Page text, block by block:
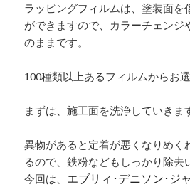
ラッピングフィルムは、塗装面を
ができますので、カラーチェンジ
のままです。
100種類以上あるフィルムからお
まずは、施工面を洗浄していきま
異物があると定着が悪くなりめく
るので、鉄粉などもしっかり除去
今回は、
エブリィ･デニソン･ジ